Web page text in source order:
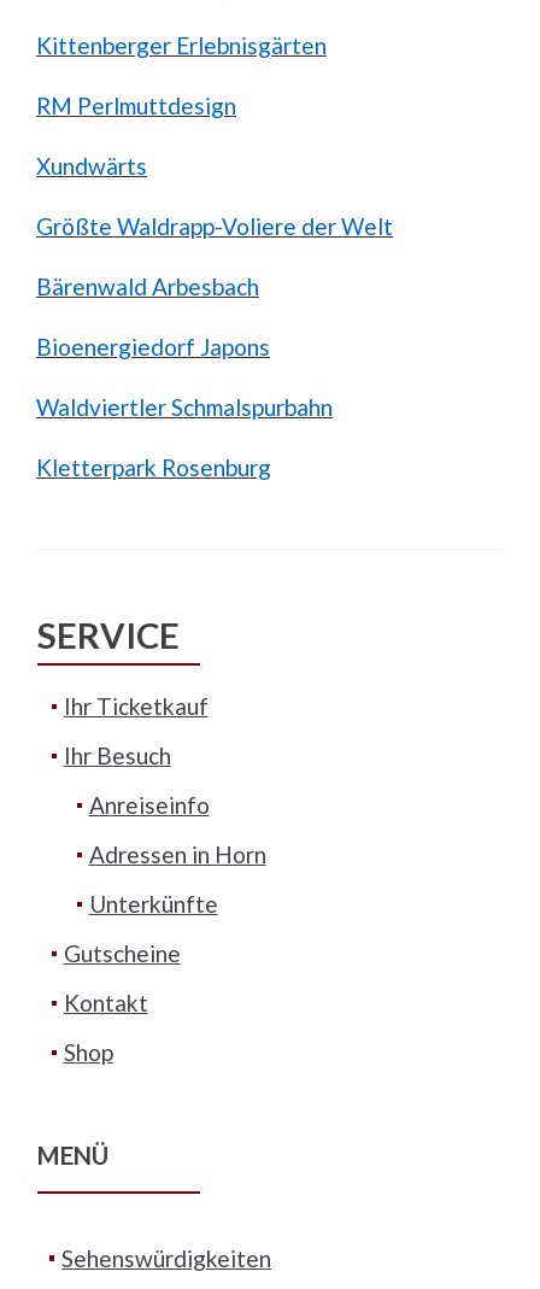
Kittenberger Erlebnisgärten
RM Perlmuttdesign
Xundwärts
Größte Waldrapp-Voliere der Welt
Bärenwald Arbesbach
Bioenergiedorf Japons
Waldviertler Schmalspurbahn
Kletterpark Rosenburg
SERVICE
Ihr Ticketkauf
Ihr Besuch
Anreiseinfo
Adressen in Horn
Unterkünfte
Gutscheine
Kontakt
Shop
MENÜ
Sehenswürdigkeiten